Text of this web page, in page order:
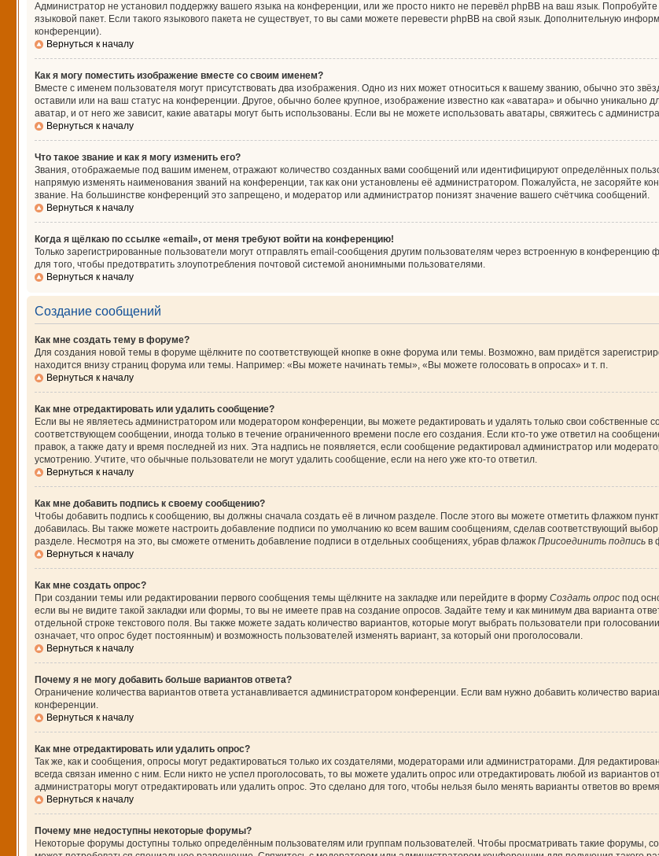
Администратор не установил поддержку вашего языка на конференции, или же просто никто не перевёл phpBB на ваш язык.
языковой пакет. Если такого языкового пакета не существует, то вы сами можете перевести phpBB на свой язык. Дополнительную
конференции).
Вернуться к началу
Как я могу поместить изображение вместе со своим именем?
Вместе с именем пользователя могут присутствовать два изображения. Одно из них может относиться к вашему званию, обычно это
оставили или на ваш статус на конференции. Другое, обычно более крупное, изображение известно как «аватара» и обычно уникально
аватар, и от него же зависит, какие аватары могут быть использованы. Если вы не можете использовать аватары, свяжитесь с
Вернуться к началу
Что такое звание и как я могу изменить его?
Звания, отображаемые под вашим именем, отражают количество созданных вами сообщений или идентифицируют определённых
напрямую изменять наименования званий на конференции, так как они установлены её администратором. Пожалуйста, не засоряйте
звание. На большинстве конференций это запрещено, и модератор или администратор понизят значение вашего счётчика сообщений.
Вернуться к началу
Когда я щёлкаю по ссылке «email», от меня требуют войти на конференцию!
Только зарегистрированные пользователи могут отправлять email-сообщения другим пользователям через встроенную в
для того, чтобы предотвратить злоупотребления почтовой системой анонимными пользователями.
Вернуться к началу
Создание сообщений
Как мне создать тему в форуме?
Для создания новой темы в форуме щёлкните по соответствующей кнопке в окне форума или темы. Возможно, вам придётся
находится внизу страниц форума или темы. Например: «Вы можете начинать темы», «Вы можете голосовать в опросах» и т. п.
Вернуться к началу
Как мне отредактировать или удалить сообщение?
Если вы не являетесь администратором или модератором конференции, вы можете редактировать и удалять только свои
соответствующем сообщении, иногда только в течение ограниченного времени после его создания. Если кто-то уже ответил на
правок, а также дату и время последней из них. Эта надпись не появляется, если сообщение редактировал администратор или
усмотрению. Учтите, что обычные пользователи не могут удалить сообщение, если на него уже кто-то ответил.
Вернуться к началу
Как мне добавить подпись к своему сообщению?
Чтобы добавить подпись к сообщению, вы должны сначала создать её в личном разделе. После этого вы можете отметить флажком пункт
добавилась. Вы также можете настроить добавление подписи по умолчанию ко всем вашим сообщениям, сделав соответствующий
разделе. Несмотря на это, вы сможете отменить добавление подписи в отдельных сообщениях, убрав флажок Присоединить подписьв
Вернуться к началу
Как мне создать опрос?
При создании темы или редактировании первого сообщения темы щёлкните на закладке или перейдите в форму Создать опроспод
если вы не видите такой закладки или формы, то вы не имеете прав на создание опросов. Задайте тему и как минимум два варианта
отдельной строке текстового поля. Вы также можете задать количество вариантов, которые могут выбрать пользователи при
означает, что опрос будет постоянным) и возможность пользователей изменять вариант, за который они проголосовали.
Вернуться к началу
Почему я не могу добавить больше вариантов ответа?
Ограничение количества вариантов ответа устанавливается администратором конференции. Если вам нужно добавить количество
конференции.
Вернуться к началу
Как мне отредактировать или удалить опрос?
Так же, как и сообщения, опросы могут редактироваться только их создателями, модераторами или администраторами. Для
всегда связан именно с ним. Если никто не успел проголосовать, то вы можете удалить опрос или отредактировать любой из вариантов
администраторы могут отредактировать или удалить опрос. Это сделано для того, чтобы нельзя было менять варианты ответов во
Вернуться к началу
Почему мне недоступны некоторые форумы?
Некоторые форумы доступны только определённым пользователям или группам пользователей. Чтобы просматривать такие форумы,